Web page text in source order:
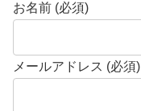
お名前 (必須)
メールアドレス (必須)